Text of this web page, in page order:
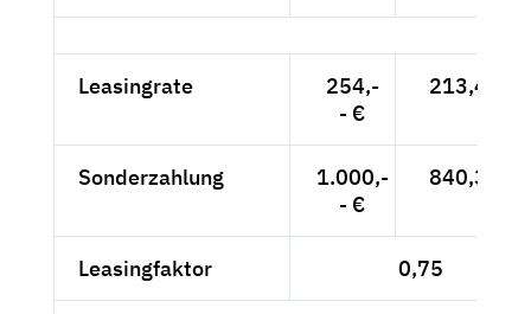
Leasingrate
254,-
- €
213,45 €
Sonderzahlung
1.000,-
- €
840,34 €
Leasingfaktor 0,75